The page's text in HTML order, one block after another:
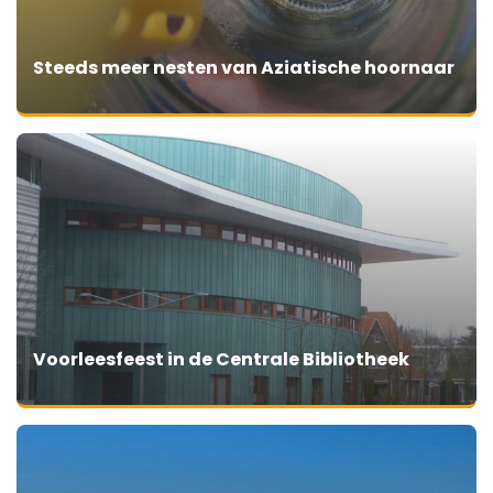
Steeds meer nesten van Aziatische hoornaar
Voorleesfeest in de Centrale Bibliotheek